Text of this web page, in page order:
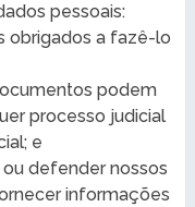
pessoais:
obrigados a fazê-lo
podem
processo judicial
e
defender nossos
informações